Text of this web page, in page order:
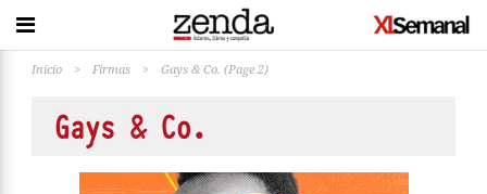
Inicio > Firmas > Gays & Co. (Page 2)
Gays & Co.